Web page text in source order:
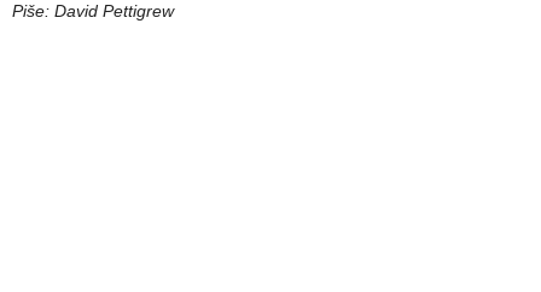
Piše: David Pettigrew